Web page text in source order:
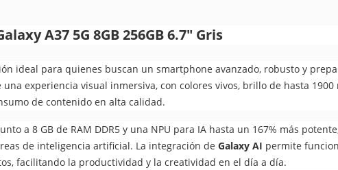
A37 5G 8GB 256GB 6.7" Gris
ideal para quienes buscan un smartphone avanzado, robusto y
una experiencia visual inmersiva, con colores vivos, brillo de hasta
de contenido en alta calidad.
a 8 GB de RAM DDR5 y una NPU para IA hasta un 167% más
de inteligencia artificial. La integración de Galaxy AI permite
facilitando la productividad y la creatividad en el día a día.